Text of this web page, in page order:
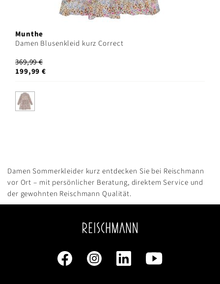
Munthe
Damen Blusenkleid kurz Correct
369,99 €
199,99 €
Damen Sommerkleider kurz entdecken Sie bei Reischmann
vor Ort – mit persönlicher Beratung, direktem Service und
der gewohnten Reischmann Qualität.